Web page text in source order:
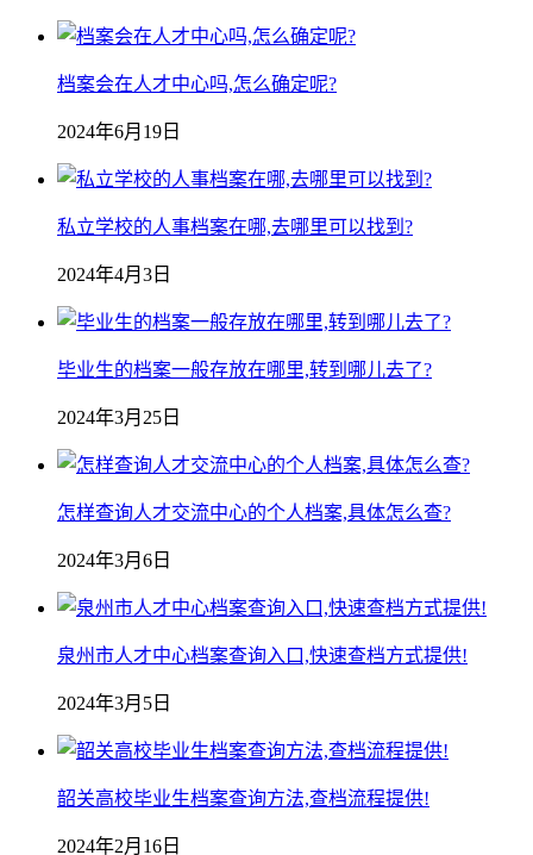
档案会在人才中心吗,怎么确定呢?
2024年6月19日
私立学校的人事档案在哪,去哪里可以找到?
2024年4月3日
毕业生的档案一般存放在哪里,转到哪儿去了?
2024年3月25日
怎样查询人才交流中心的个人档案,具体怎么查?
2024年3月6日
泉州市人才中心档案查询入口,快速查档方式提供!
2024年3月5日
韶关高校毕业生档案查询方法,查档流程提供!
2024年2月16日